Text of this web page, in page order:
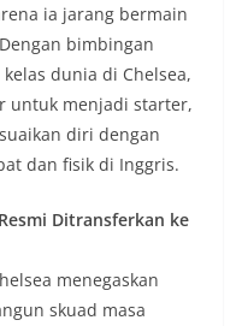
ia jarang bermain
bimbingan
dunia di Chelsea,
untuk menjadi starter,
diri dengan
dan fisik di Inggris.
Ditransferkan ke
menegaskan
skuad masa